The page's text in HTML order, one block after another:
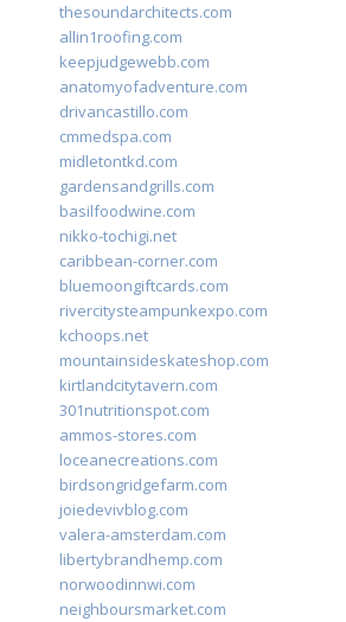
thesoundarchitects.com
allin1roofing.com
keepjudgewebb.com
anatomyofadventure.com
drivancastillo.com
cmmedspa.com
midletontkd.com
gardensandgrills.com
basilfoodwine.com
nikko-tochigi.net
caribbean-corner.com
bluemoongiftcards.com
rivercitysteampunkexpo.com
kchoops.net
mountainsideskateshop.com
kirtlandcitytavern.com
301nutritionspot.com
ammos-stores.com
loceanecreations.com
birdsongridgefarm.com
joiedevivblog.com
valera-amsterdam.com
libertybrandhemp.com
norwoodinnwi.com
neighboursmarket.com